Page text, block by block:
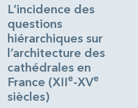
L’incidence des
questions
hiérarchiques sur
l’architecture des
cathédrales en
France (XII
e-XVe
siècles)